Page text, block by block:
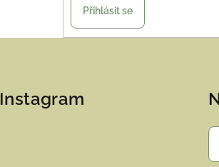
Přihlásit se
Instagram